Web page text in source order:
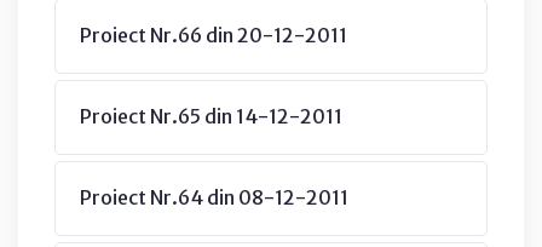
Proiect Nr.66 din 20-12-2011
Proiect Nr.65 din 14-12-2011
Proiect Nr.64 din 08-12-2011